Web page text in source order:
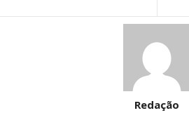
Redação